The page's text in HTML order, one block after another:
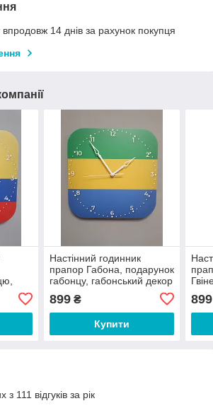
14 днів за рахунок покупця
Настінний годинник
прапор Габона, подарунок
габонцу, габонський декор
899₴
Купити
899
111 відгуків за рік